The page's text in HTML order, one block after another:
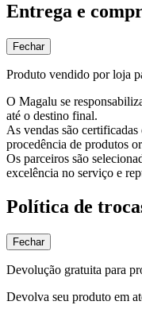
Entrega e
Fechar
Produto vendido por loja
O Magalu se
até o destino final.
As vendas são
procedência de produtos
Os parceiros são
excelência no serviço e
Política de
Fechar
Devolução gratuita para
Devolva seu produto em